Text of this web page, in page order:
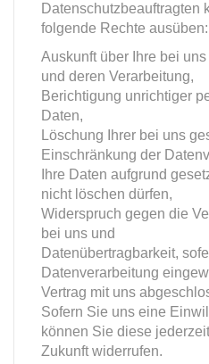
Datenschutzbeauftragten
folgende Rechte ausüben:
Auskunft über Ihre bei
und deren Verarbeitung,
Berichtigung unrichtiger
Daten,
Löschung Ihrer bei uns
Einschränkung der
Ihre Daten aufgrund
nicht löschen dürfen,
Widerspruch gegen die
bei uns und
Datenübertragbarkeit,
Datenverarbeitung
Vertrag mit uns
Sofern Sie uns eine
können Sie diese
Zukunft widerrufen.